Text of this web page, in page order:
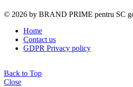
© 2026 by BRAND PRIME pentru SC
Home
Contact us
GDPR Privacy policy
Back to Top
Close